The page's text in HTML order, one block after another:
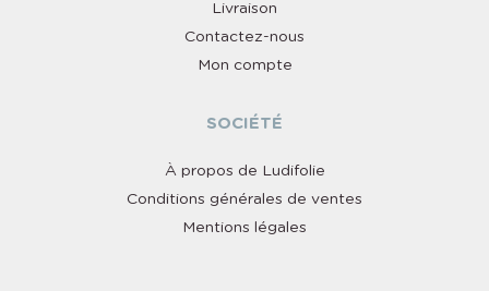
Livraison
Contactez-nous
Mon compte
SOCIÉTÉ
À propos de Ludifolie
Conditions générales de ventes
Mentions légales